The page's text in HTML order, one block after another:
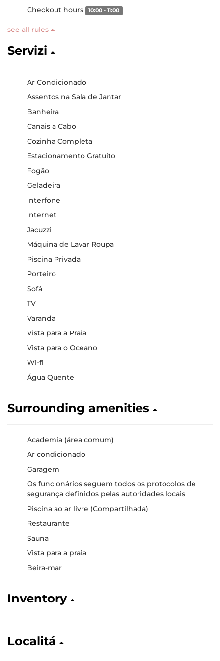
Checkout hours 10:00 - 11:00
see all rules
Servizi
Ar Condicionado
Assentos na Sala de Jantar
Banheira
Canais a Cabo
Cozinha Completa
Estacionamento Gratuito
Fogão
Geladeira
Interfone
Internet
Jacuzzi
Máquina de Lavar Roupa
Piscina Privada
Porteiro
Sofá
TV
Varanda
Vista para a Praia
Vista para o Oceano
Wi-fi
Água Quente
Surrounding amenities
Academia (área comum)
Ar condicionado
Garagem
Os funcionários seguem todos os protocolos de
segurança definidos pelas autoridades locais
Piscina ao ar livre (Compartilhada)
Restaurante
Sauna
Vista para a praia
Beira-mar
Inventory
Localitá